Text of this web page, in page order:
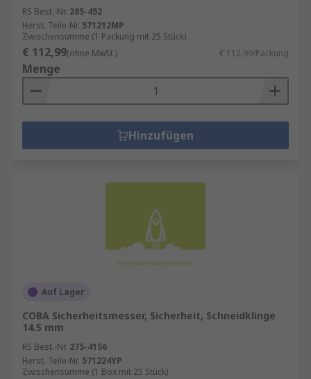
RS Best.-Nr. 285-452
Herst. Teile-Nr. 571212MP
Zwischensumme (1 Packung mit 25 Stück)
€ 112,99(ohne MwSt.) € 112,99/Packung
Menge
Hinzufügen
Auf Lager
COBA Sicherheitsmesser, Sicherheit, Schneidklinge
14.5 mm
RS Best.-Nr. 275-4156
Herst. Teile-Nr. 571224YP
Zwischensumme (1 Box mit 25 Stück)